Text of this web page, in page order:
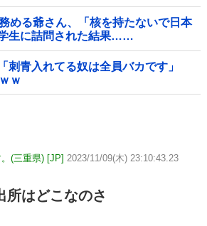
める爺さん、「核を持たないで日本
生に詰問された結果……
刺青入れてる奴は全員バカです」
ｗ
(三重県) [JP] 2023/11/09(木) 23:10:43.23
所はどこなのさ